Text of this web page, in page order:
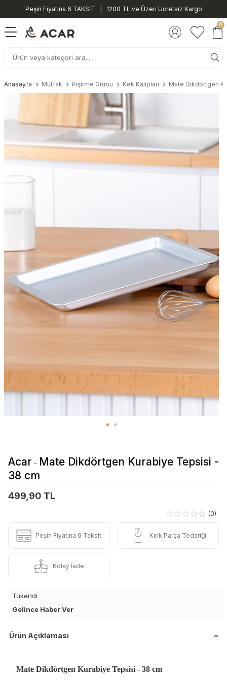
Peşin Fiyatına 6 TAKSİT | 1200 TL ve Üzeri Ücretsiz Kargo
0
Anasayfa Mutfak Pişirme Grubu Kek Kalıpları Mate Dikdörtgen
Acar - Mate Dikdörtgen Kurabiye Tepsisi -
38 cm
499,90 TL
(0)
Peşin Fiyatına 6 Taksit Kırık Parça Tedariği
Kolay İade
Tükendi
Gelince Haber Ver
Ürün Açıklaması
Mate Dikdörtgen Kurabiye Tepsisi - 38 cm